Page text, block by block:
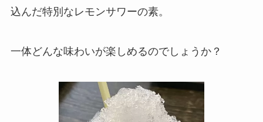
込んだ特別なレモンサワーの素。
一体どんな味わいが楽しめるのでしょうか？